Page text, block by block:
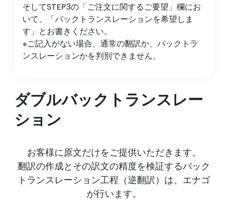
そしてSTEP3の「ご注文に関するご要望」欄にお
いて、「バックトランスレーションを希望しま
す」とお書きください。
※ご記入がない場合、通常の翻訳か、バックトラ
ンスレーションかを判別できません。
ダブルバックトランスレー
ション
お客様に原文だけをご提供いただきます。
翻訳の作成とその訳文の精度を検証するバック
トランスレーション工程（逆翻訳）は、エナゴ
が行います。